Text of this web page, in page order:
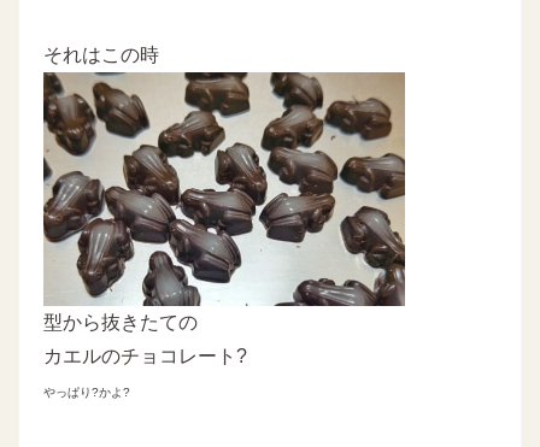
それはこの時
型から抜きたての
カエルのチョコレート?
やっぱり?かよ?